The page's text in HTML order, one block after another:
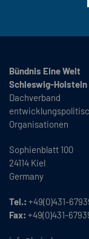
Bündnis Eine Welt
Schleswig-Holstein
Dachverband
Organisationen
Sophienblatt 100
24114 Kiel
Germany
Tel.: +49(0)431-
Fax: +49(0)431-